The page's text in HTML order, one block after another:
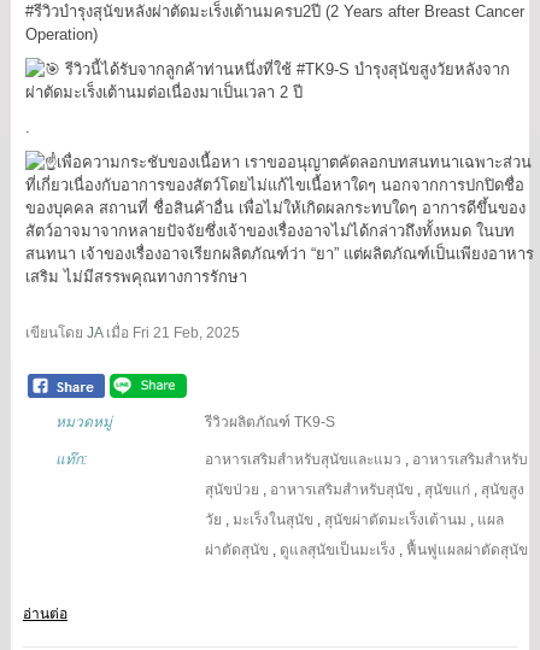
#รีวิวบำรุงสุนัขหลังผ่าตัดมะเร็งเต้านมครบ2ปี (2 Years after Breast Cancer
Operation)
รีวิวนี้ได้รับจากลูกค้าท่านหนึ่งที่ใช้ #TK9-S บำรุงสุนัขสูงวัยหลังจาก
ผ่าตัดมะเร็งเต้านมต่อเนื่องมาเป็นเวลา 2 ปี
เพื่อความกระชับของเนื้อหา เราขออนุญาตคัดลอกบทสนทนาเฉพาะส่วน
ที่เกี่ยวเนื่องกับอาการของสัตว์โดยไม่แก้ไขเนื้อหาใดๆ นอกจากการปกปิดชื่อ
ของบุคคล สถานที่ ชื่อสินค้าอื่น เพื่อไม่ให้เกิดผลกระทบใดๆ อาการดีขึ้นของ
สัตว์อาจมาจากหลายปัจจัยซึ่งเจ้าของเรื่องอาจไม่ได้กล่าวถึงทั้งหมด ในบท
สนทนา เจ้าของเรื่องอาจเรียกผลิตภัณฑ์ว่า “ยา” แต่ผลิตภัณฑ์เป็นเพียงอาหาร
เสริม ไม่มีสรรพคุณทางการรักษา
เขียนโดย JAเมื่อ Fri 21 Feb, 2025
หมวดหมู่ รีวิวผลิตภัณฑ์ TK9-S
แท๊ก: อาหารเสริมสำหรับสุนัขและแมว , อาหารเสริมสำหรับ
สุนัขป่วย , อาหารเสริมสำหรับสุนัข , สุนัขแก่ , สุนัขสูง
วัย ,มะเร็งในสุนัข , สุนัขผ่าตัดมะเร็งเต้านม , แผล
ผ่าตัดสุนัข , ดูแลสุนัขเป็นมะเร็ง ,ฟื้นฟูแผลผ่าตัดสุนัข
อ่านต่อ